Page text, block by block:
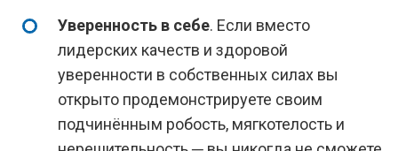
Уверенность в себе. Если вместо
лидерских качеств и здоровой
уверенности в собственных силах вы
открыто продемонстрируете своим
подчинённым робость, мягкотелость и